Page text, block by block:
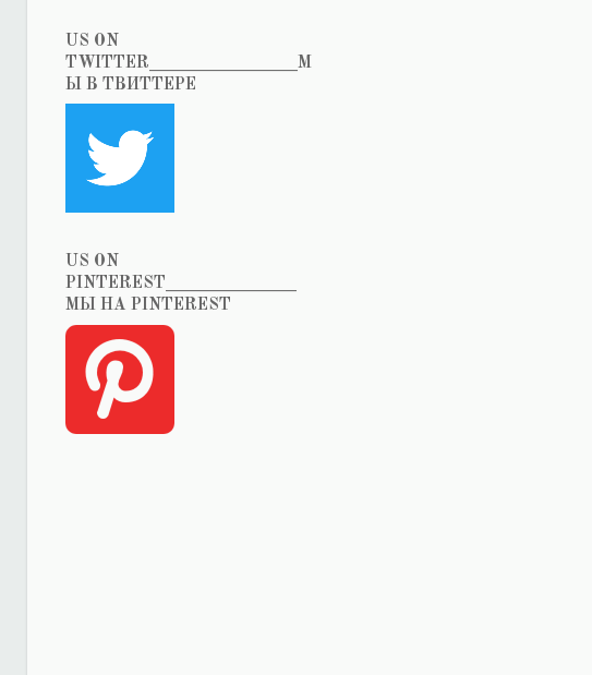
US ON
TWITTER_________________М
Ы В ТВИТТЕРЕ
US ON
PINTEREST_______________
МЫ НА PINTEREST